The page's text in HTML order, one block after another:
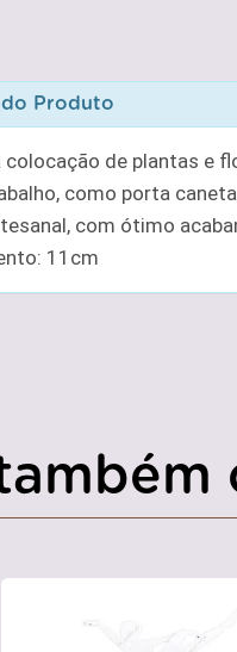
Produto
de plantas e
como porta
com ótimo
11cm